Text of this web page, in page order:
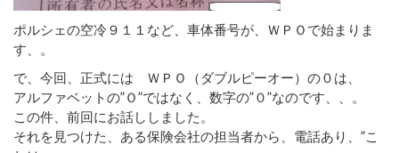
ポルシェの空冷９１１など、車体番号が、ＷＰＯで始まりま
す、。
で、今回、正式には ＷＰＯ（ダブルピーオー）の０は、
アルファベットの”Ｏ”ではなく、数字の”０”なのです、、。
この件、前回にお話ししました。
それを見つけた、ある保険会社の担当者から、電話あり、”こ